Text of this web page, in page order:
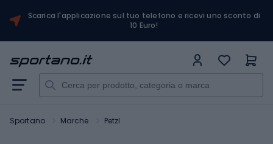
Scarica l'applicazione sul tuo telefono e ricevi uno sconto di
10 Euro!
Sportano Marche Petzl